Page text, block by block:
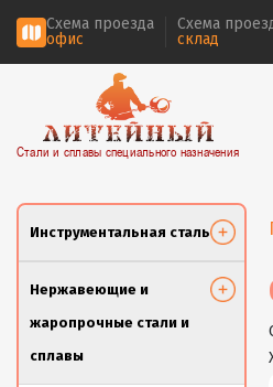
Схема проезда
офис
Схема
склад
Стали и сплавы специального назначения
Инструментальная сталь
Нержавеющие и
жаропрочные стали и
сплавы